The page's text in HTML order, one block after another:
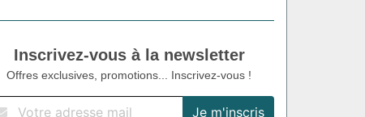
Inscrivez-vous à la newsletter
Offres exclusives, promotions... Inscrivez-vous !